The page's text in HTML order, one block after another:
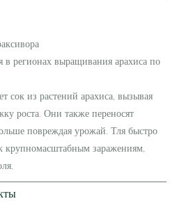
в регионах выращивания арахиса по
сок из растений арахиса, вызывая
роста. Они также переносят
повреждая урожай. Тля быстро
крупномасштабным заражениям,